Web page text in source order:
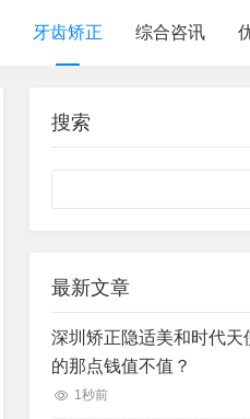
牙齿矫正 综合咨讯
搜索
最新文章
深圳矫正隐适美和时代天
的那点钱值不值？
1秒前